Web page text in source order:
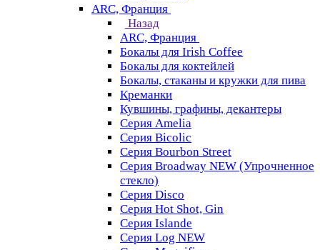
ARC, Франция
Назад
ARC, Франция
Бокалы для Irish Coffee
Бокалы для коктейлей
Бокалы, стаканы и кружки для пива
Креманки
Кувшины, графины, декантеры
Серия Amelia
Серия Bicolic
Серия Bourbon Street
Серия Broadway NEW (Упрочненное
стекло)
Серия Disco
Серия Hot Shot, Gin
Серия Islande
Серия Log NEW